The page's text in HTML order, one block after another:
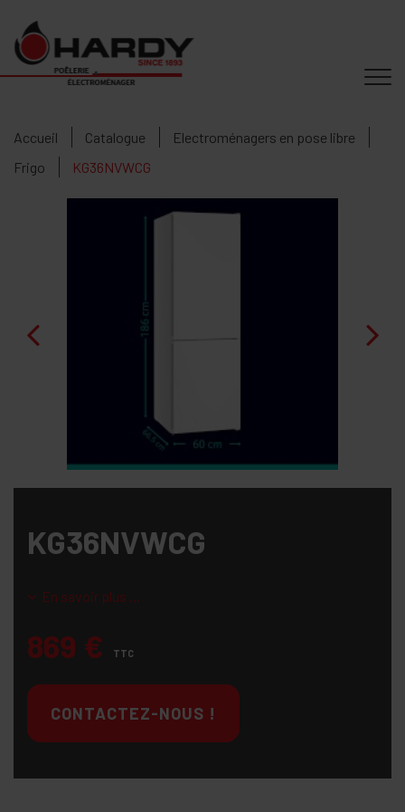
Accueil Catalogue
Electroménagers en pose libre
Frigo
KG36NVWCG
KG36NVWCG
En savoir plus ...
869 € TTC
CONTACTEZ-NOUS !